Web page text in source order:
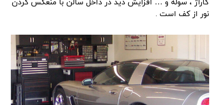
گاراژ ، سوله و … افزایش دید در داخل سالن با منعکس کردن
نور از کف است .